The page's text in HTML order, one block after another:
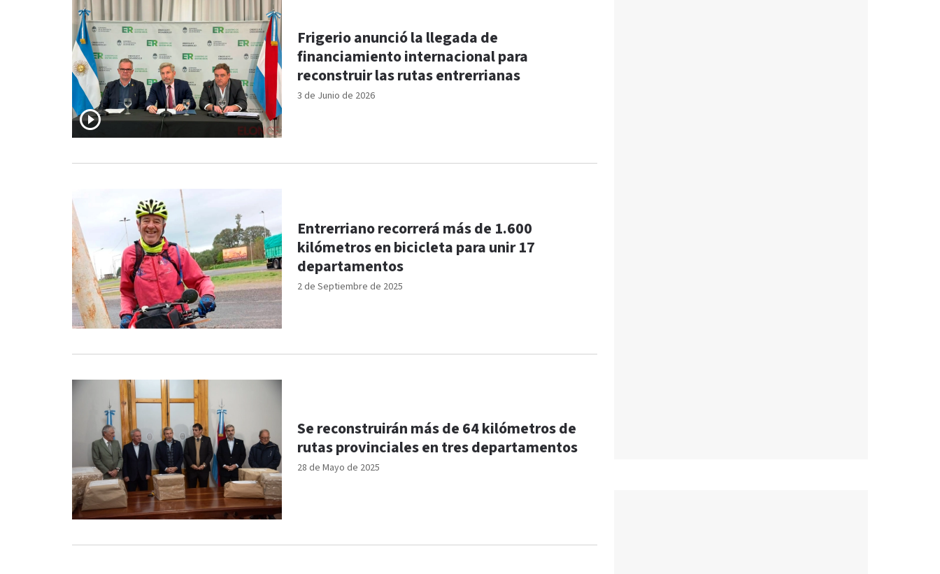
3 de Junio de 2026
Frigerio anunció la llegada de
financiamiento internacional para
reconstruir las rutas entrerrianas
2 de Septiembre de 2025
Entrerriano recorrerá más de 1.600
kilómetros en bicicleta para unir 17
departamentos
28 de Mayo de 2025
Se reconstruirán más de 64 kilómetros de
rutas provinciales en tres departamentos